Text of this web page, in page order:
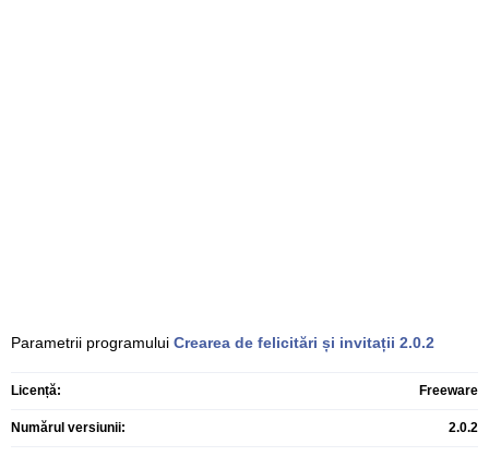
Parametrii programului Crearea de felicitări și invitații 2.0.2
Licență: Freeware
Numărul versiunii: 2.0.2